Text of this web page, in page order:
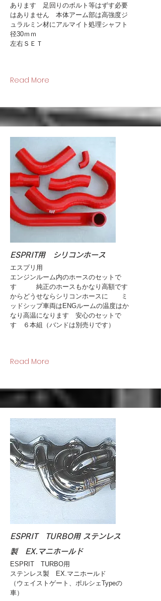
あります 足回りのボルト等はずす必要
はありません 本体アーム部は高強度ジ
ュラルミン材にアルマイト処理シャフト
径30ｍｍ
左右ＳＥＴ
Read More
ESPRIT用 シリコンホース
エスプリ用
エンジンルーム内のホースのセットで
す 純正のホースもかなり高額です
からどうせならシリコンホースに ミ
ッドシップ車両はENGルームの温度はか
なり高温になります 安心のセットで
す ６本組（バンドは別売りです）
Read More
ESPRIT TURBO用 ステンレス
製 EX.マニホールド
ESPRIT TURBO用
ステンレス製 EX.マニホールド
（ウェイストゲート、ポルシェTypeの
車）